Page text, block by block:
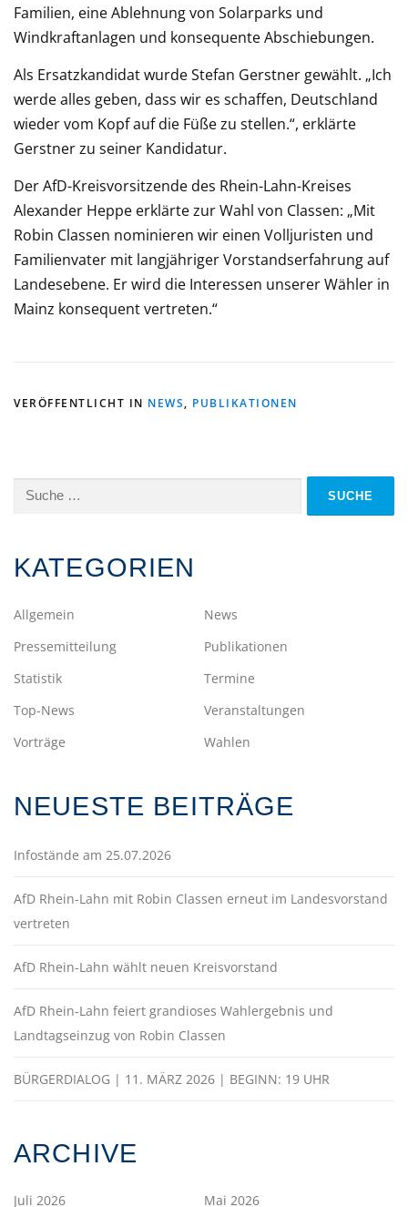
Familien, eine Ablehnung von Solarparks und
Windkraftanlagen und konsequente Abschiebungen.
Als Ersatzkandidat wurde Stefan Gerstner gewählt. „Ich
werde alles geben, dass wir es schaffen, Deutschland
wieder vom Kopf auf die Füße zu stellen.“, erklärte
Gerstner zu seiner Kandidatur.
Der AfD-Kreisvorsitzende des Rhein-Lahn-Kreises
Alexander Heppe erklärte zur Wahl von Classen: „Mit
Robin Classen nominieren wir einen Volljuristen und
Familienvater mit langjähriger Vorstandserfahrung auf
Landesebene. Er wird die Interessen unserer Wähler in
Mainz konsequent vertreten.“
VERÖFFENTLICHT IN NEWS, PUBLIKATIONEN
Suche
KATEGORIEN
Allgemein
News
Pressemitteilung
Publikationen
Statistik
Termine
Top-News
Veranstaltungen
Vorträge
Wahlen
NEUESTE BEITRÄGE
Infostände am 25.07.2026
AfD Rhein-Lahn mit Robin Classen erneut im Landesvorstand
vertreten
AfD Rhein-Lahn wählt neuen Kreisvorstand
AfD Rhein-Lahn feiert grandioses Wahlergebnis und
Landtagseinzug von Robin Classen
BÜRGERDIALOG | 11. MÄRZ 2026 | BEGINN: 19 UHR
ARCHIVE
Juli 2026 Mai 2026